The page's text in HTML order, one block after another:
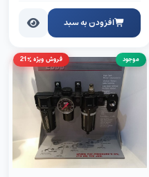
افزودن به سبد
موجود فروش ویژه %21